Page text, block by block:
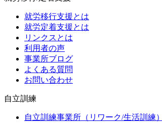
就労移行支援とは
就労定着支援とは
リンクスとは
利用者の声
事業所ブログ
よくある質問
お問い合わせ
自立訓練
自立訓練事業所（リワーク/生活訓練）